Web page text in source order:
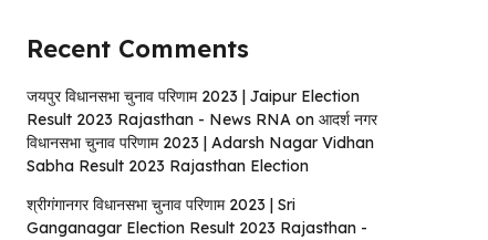
Recent Comments
जयपुर विधानसभा चुनाव परिणाम 2023 | Jaipur Election
Result 2023 Rajasthan - News RNA on आदर्श नगर
विधानसभा चुनाव परिणाम 2023 | Adarsh ​​Nagar Vidhan
Sabha Result 2023 Rajasthan Election
श्रीगंगानगर विधानसभा चुनाव परिणाम 2023 | Sri
Ganganagar Election Result 2023 Rajasthan -